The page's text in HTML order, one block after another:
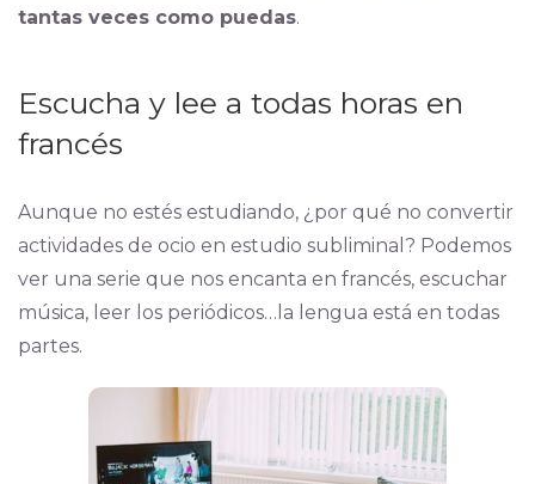
tantas veces como puedas.
Escucha y lee a todas horas en
francés
Aunque no estés estudiando, ¿por qué no convertir
actividades de ocio en estudio subliminal? Podemos
ver una serie que nos encanta en francés, escuchar
música, leer los periódicos…la lengua está en todas
partes.